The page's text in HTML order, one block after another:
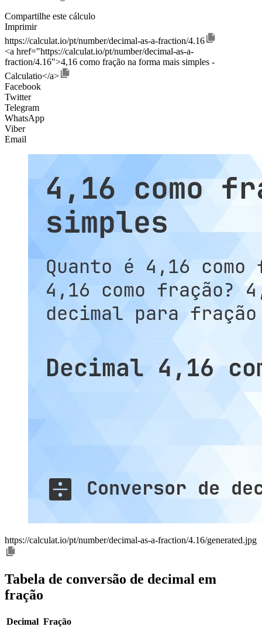
Compartilhe este cálculo
Imprimir
https://calculat.io/pt/number/decimal-as-a-fraction/4.16
<a href="https://calculat.io/pt/number/decimal-as-a-
fraction/4.16">4,16 como fração na forma mais simples -
Calculatio</a>
Facebook
Twitter
Telegram
WhatsApp
Viber
Email
https://calculat.io/pt/number/decimal-as-a-fraction/4.16/generated.jpg
Tabela de conversão de decimal em
fração
Decimal Fração